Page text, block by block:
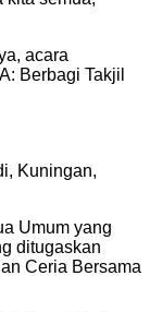
acara
Berbagi Takjil
Kuningan,
Umum yang
ditugaskan
Ceria Bersama